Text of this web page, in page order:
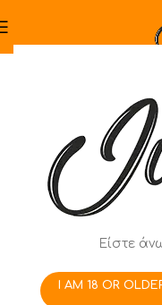
Είστε
I AM 18 OR